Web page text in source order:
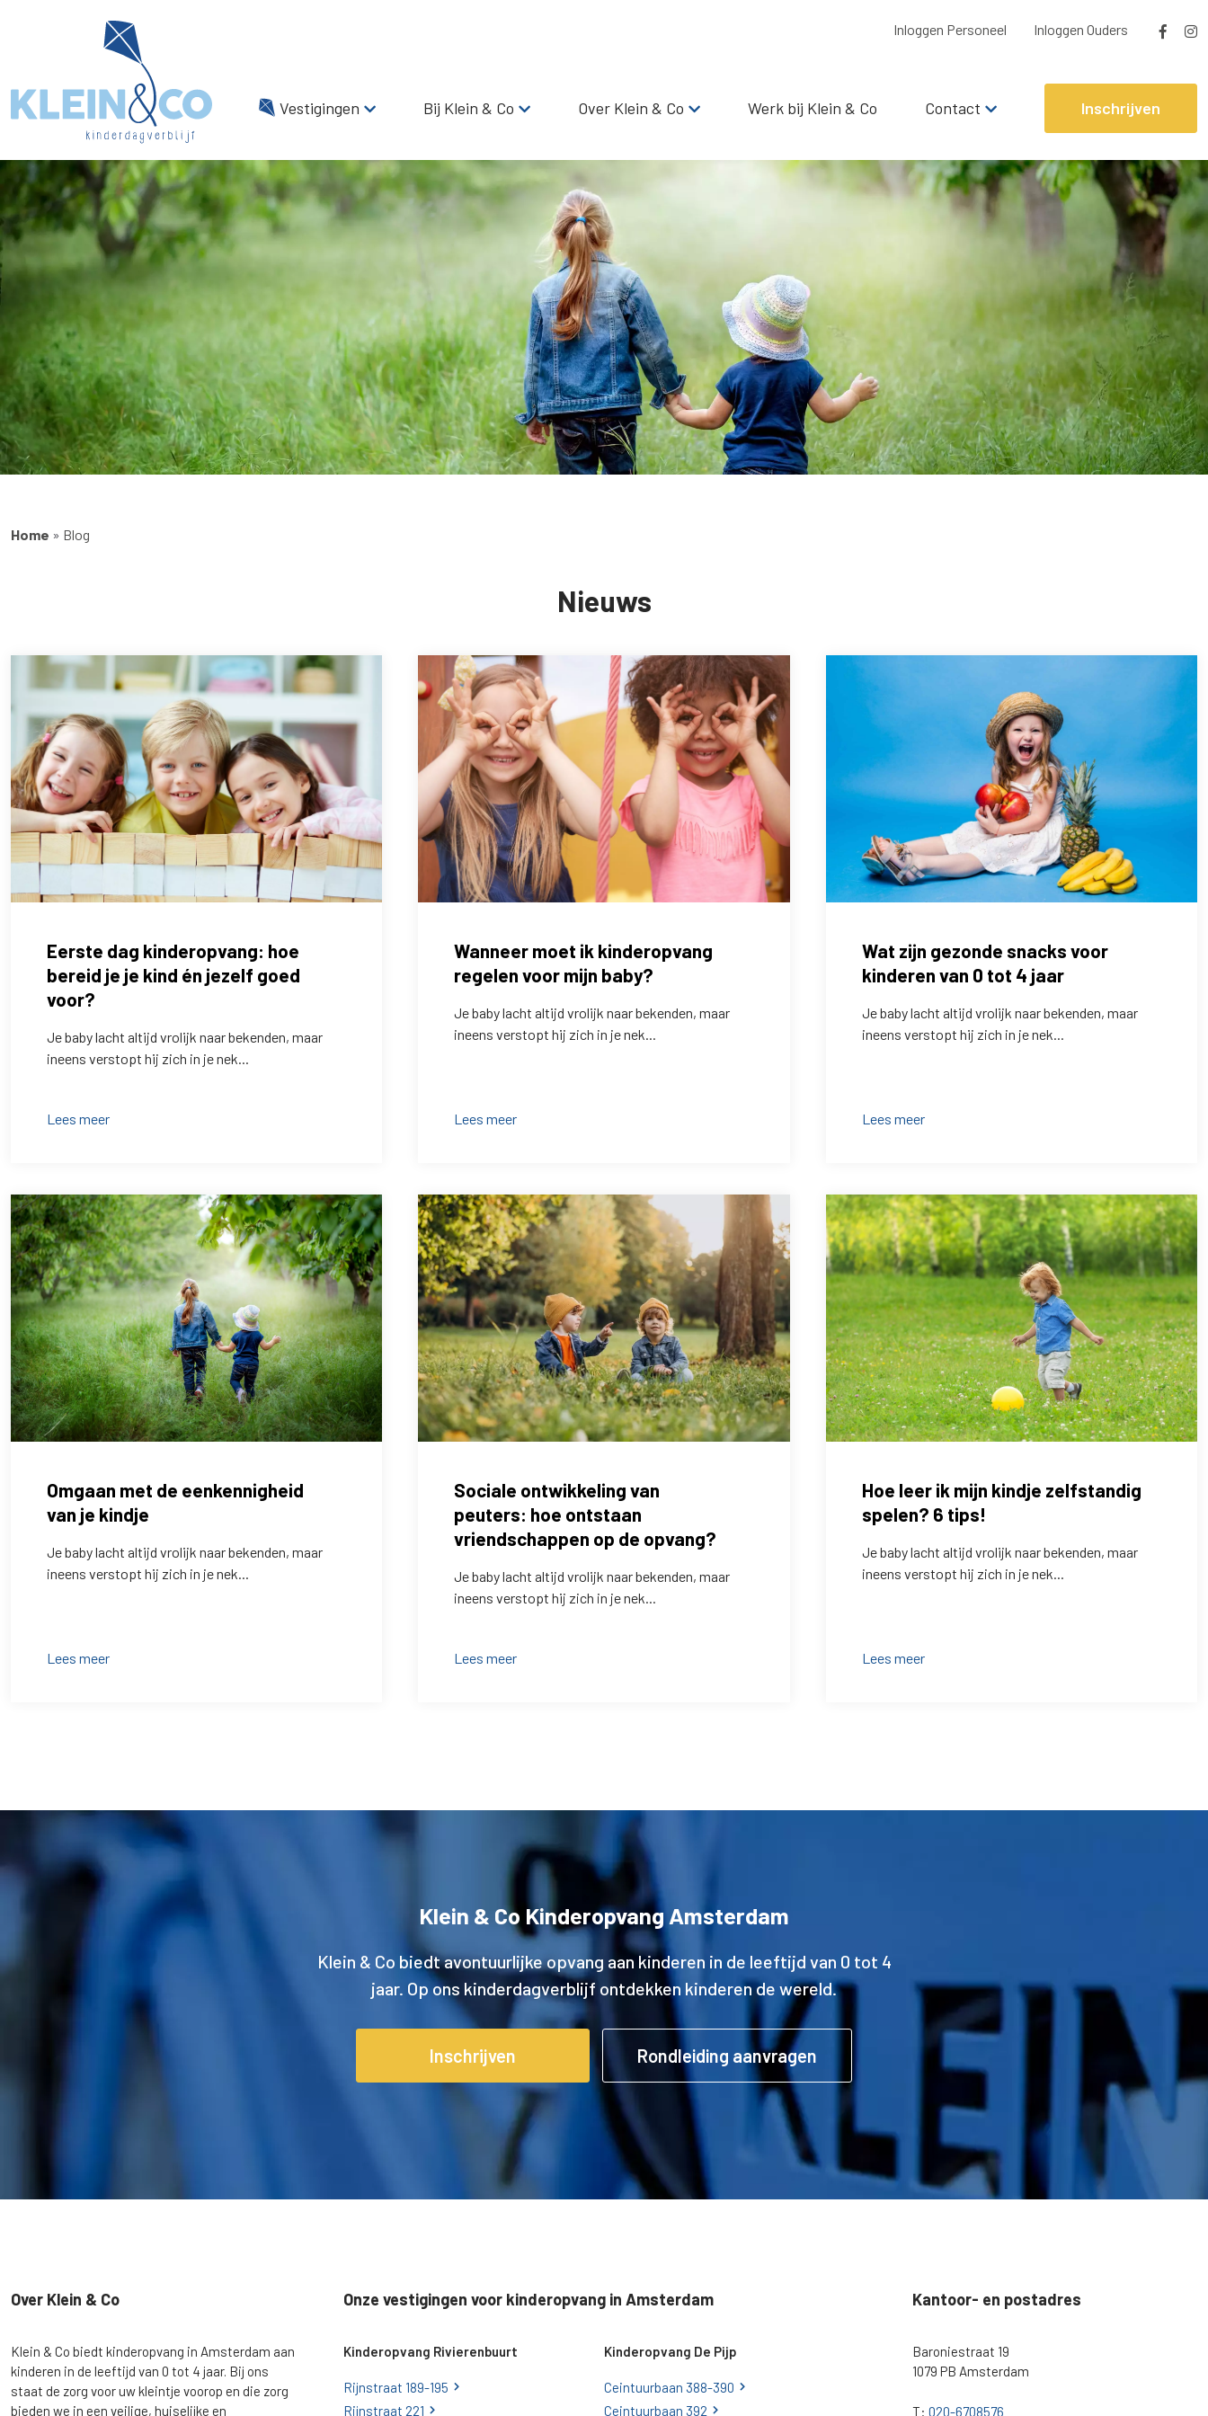
Inloggen Personeel Inloggen Ouders
Vestigingen Bij Klein & Co Over Klein & Co Werk bij Klein & Co Contact Inschrijven
Home » Blog
Nieuws
Eerste dag kinderopvang: hoe
bereid je je kind én jezelf goed
voor?
Je baby lacht altijd vrolijk naar bekenden, maar
ineens verstopt hij zich in je nek...
Lees meer
Wanneer moet ik kinderopvang
regelen voor mijn baby?
Je baby lacht altijd vrolijk naar bekenden, maar
ineens verstopt hij zich in je nek...
Lees meer
Wat zijn gezonde snacks voor
kinderen van 0 tot 4 jaar
Je baby lacht altijd vrolijk naar bekenden, maar
ineens verstopt hij zich in je nek...
Lees meer
Omgaan met de eenkennigheid
van je kindje
Je baby lacht altijd vrolijk naar bekenden, maar
ineens verstopt hij zich in je nek...
Lees meer
Sociale ontwikkeling van
peuters: hoe ontstaan
vriendschappen op de opvang?
Je baby lacht altijd vrolijk naar bekenden, maar
ineens verstopt hij zich in je nek...
Lees meer
Hoe leer ik mijn kindje zelfstandig
spelen? 6 tips!
Je baby lacht altijd vrolijk naar bekenden, maar
ineens verstopt hij zich in je nek...
Lees meer
Klein & Co Kinderopvang Amsterdam
Klein & Co biedt avontuurlijke opvang aan kinderen in de leeftijd van 0 tot 4
jaar. Op ons kinderdagverblijf ontdekken kinderen de wereld.
Inschrijven Rondleiding aanvragen
Over Klein & Co
Klein & Co biedt kinderopvang in Amsterdam aan
kinderen in de leeftijd van 0 tot 4 jaar. Bij ons
staat de zorg voor uw kleintje voorop en die zorg
bieden we in een veilige, huiselijke en
Onze vestigingen voor kinderopvang in Amsterdam
Kinderopvang Rivierenbuurt
Rijnstraat 189-195
Rijnstraat 221
Kinderopvang De Pijp
Ceintuurbaan 388-390
Ceintuurbaan 392
Kantoor- en postadres
Baroniestraat 19
1079 PB Amsterdam
T:020-6708576